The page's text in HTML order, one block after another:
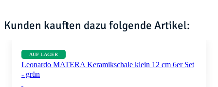
Kunden kauften dazu folgende Artikel:
AUF LAGER
Leonardo MATERA Keramikschale klein 12 cm 6er Set
- grün